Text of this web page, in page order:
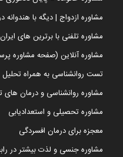
مشاوره ازدواج | دیگه با هندوانه
مشاوره تلفنی با برترین های ایران
مشاوره آنلاین (صفحه مشاوره
تست روانشناسی به همراه تحلیل
مشاوره روانشناسی و درمان های
مشاوره تحصیلی و استعدادیابی
معجزه برای درمان افسردگی
مشاوره جنسی و لذت بیشتر در